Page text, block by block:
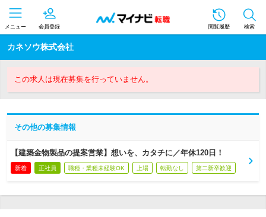
メニュー 会員登録 閲覧履歴 検索
カネソウ株式会社
この求人は現在募集を行っていません。
その他の募集情報
【建築金物製品の提案営業】想いを、カタチに／年休120日！
新着 正社員 職種・業種未経験OK 上場 転勤なし 第二新卒歓迎